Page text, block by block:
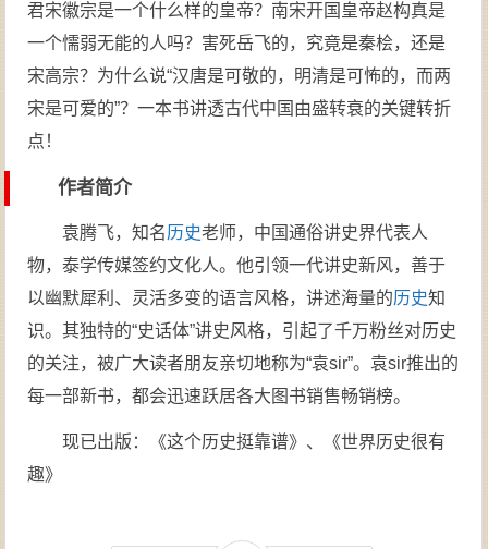
君宋徽宗是一个什么样的皇帝？南宋开国皇帝赵构真是
一个懦弱无能的人吗？害死岳飞的，究竟是秦桧，还是
宋高宗？为什么说“汉唐是可敬的，明清是可怖的，而两
宋是可爱的”？一本书讲透古代中国由盛转衰的关键转折
点！
作者简介
袁腾飞，知名历史老师，中国通俗讲史界代表人
物，泰学传媒签约文化人。他引领一代讲史新风，善于
以幽默犀利、灵活多变的语言风格，讲述海量的历史知
识。其独特的“史话体”讲史风格，引起了千万粉丝对历史
的关注，被广大读者朋友亲切地称为“袁sir”。袁sir推出的
每一部新书，都会迅速跃居各大图书销售畅销榜。
现已出版：《这个历史挺靠谱》、《世界历史很有
趣》